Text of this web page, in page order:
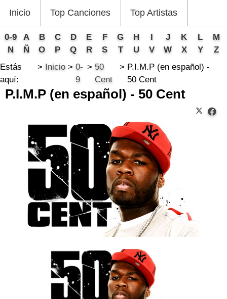
Inicio Top Canciones Top Artistas
0-9 A B C D E F G H I J K L
M
N
Ñ O P Q R S T U V W X Y
Z
Estás
aquí:
Inicio
0-
9
50
Cent
P.I.M.P (en español) -
50 Cent
P.I.M.P (en español) - 50 Cent